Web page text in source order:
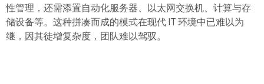
性管理，还需添置自动化服务器、以太网交换机、计算与存
储设备等。这种拼凑而成的模式在现代 IT 环境中已难以为
继，因其徒增复杂度，团队难以驾驭。